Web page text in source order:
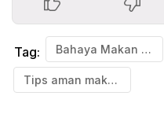
Tag: Bahaya Makan Durian
Tips aman makan durian